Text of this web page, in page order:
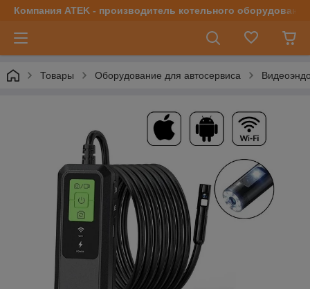
Компания ATEK - производитель котельного оборудования
Товары Оборудование для автосервиса